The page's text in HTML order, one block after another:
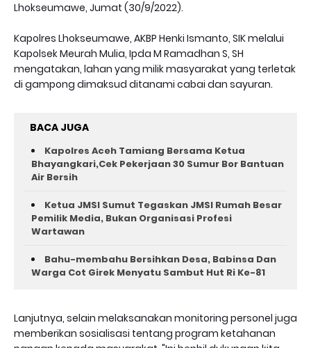
Lhokseumawe, Jumat (30/9/2022).
Kapolres Lhokseumawe, AKBP Henki Ismanto, SIK melalui
Kapolsek Meurah Mulia, Ipda M Ramadhan S, SH
mengatakan, lahan yang milik masyarakat yang terletak
di gampong dimaksud ditanami cabai dan sayuran.
BACA JUGA
Kapolres Aceh Tamiang Bersama Ketua
Bhayangkari,Cek Pekerjaan 30 Sumur Bor Bantuan
Air Bersih
Ketua JMSI Sumut Tegaskan JMSI Rumah Besar
Pemilik Media, Bukan Organisasi Profesi
Wartawan
Bahu-membahu Bersihkan Desa, Babinsa Dan
Warga Cot Girek Menyatu Sambut Hut Ri Ke-81 ‎
Lanjutnya, selain melaksanakan monitoring personel juga
memberikan sosialisasi tentang program ketahanan